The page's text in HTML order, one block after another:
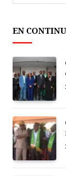
EN CONTINU